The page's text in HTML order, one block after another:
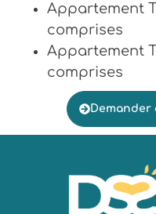
Appartement
comprises
Appartement
comprises
Demander